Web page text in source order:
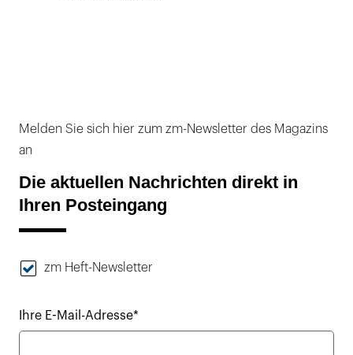
Melden Sie sich hier zum zm-Newsletter des Magazins
an
Die aktuellen Nachrichten direkt in
Ihren Posteingang
zm Heft-Newsletter
Ihre E-Mail-Adresse*